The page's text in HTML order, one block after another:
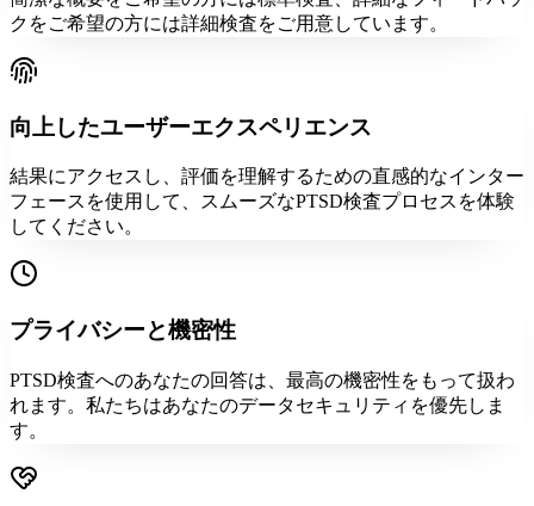
クをご希望の方には詳細検査をご用意しています。
向上したユーザーエクスペリエンス
結果にアクセスし、評価を理解するための直感的なインター
フェースを使用して、スムーズなPTSD検査プロセスを体験
してください。
プライバシーと機密性
PTSD検査へのあなたの回答は、最高の機密性をもって扱わ
れます。私たちはあなたのデータセキュリティを優先しま
す。